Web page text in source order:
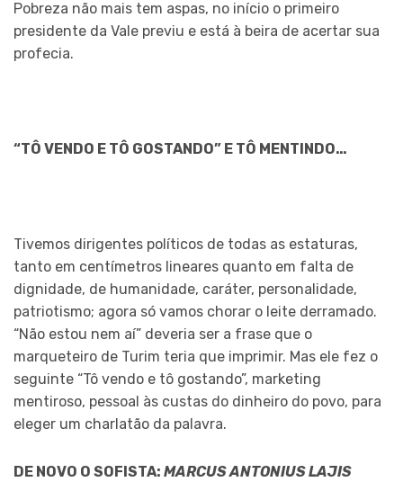
Pobreza não mais tem aspas, no início o primeiro
presidente da Vale previu e está à beira de acertar sua
profecia.
“TÔ VENDO E TÔ GOSTANDO” E TÔ MENTINDO…
Tivemos dirigentes políticos de todas as estaturas,
tanto em centímetros lineares quanto em falta de
dignidade, de humanidade, caráter, personalidade,
patriotismo; agora só vamos chorar o leite derramado.
“Não estou nem aí” deveria ser a frase que o
marqueteiro de Turim teria que imprimir. Mas ele fez o
seguinte “Tô vendo e tô gostando”, marketing
mentiroso, pessoal às custas do dinheiro do povo, para
eleger um charlatão da palavra.
DE NOVO O SOFISTA: MARCUS ANTONIUS LAJIS